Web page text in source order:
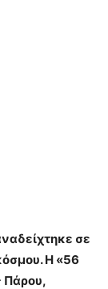
σε
Η «56
Πάρου,